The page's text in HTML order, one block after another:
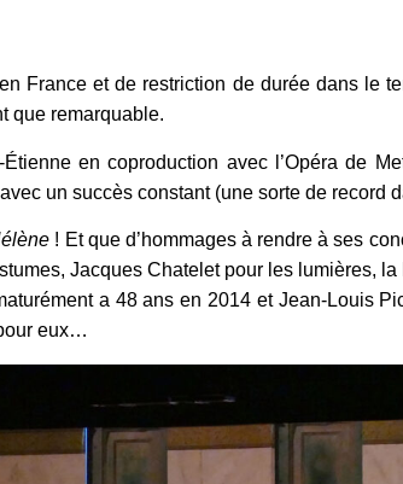
France et de restriction de durée dans le
que remarquable.
en coproduction avec l’Opéra de
un succès constant (une sorte de record
! Et que d’hommages à rendre à ses
Jacques Chatelet pour les lumières,
a 48 ans en 2014 et Jean-Louis
eux…